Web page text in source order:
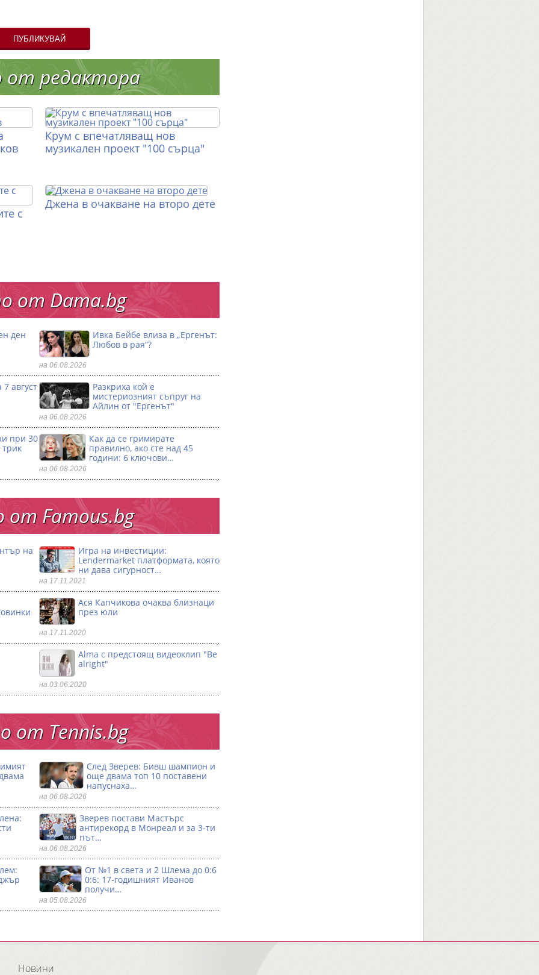
ПУБЛИКУВАЙ
от редактора
Крум с впечатляващ нов
музикален проект "100 сърца"
с
Джена в очакване на второ дете
от Dama.bg
ден
Ивка Бейбе влиза в „Ергенът:
Любов в рая“?
на 06.08.2026
август
Разкриха кой е
мистериозният съпруг на
Айлин от "Ергенът"
на 06.08.2026
при 30
трик
Как да се гримирате
правилно, ако сте над 45
години: 6 ключови…
на 06.08.2026
Famous.bg
на
Игра на инвестиции:
Lendermarket платформата, която
ни дава сигурност…
на 17.11.2021
Ася Капчикова очаква близнаци
през юли
на 17.11.2020
Alma с предстоящ видеоклип "Be
alright"
на 03.06.2020
от Тennis.bg
След Зверев: Бивш шампион и
още двама топ 10 поставени
напуснаха…
на 06.08.2026
Зверев постави Мастърс
антирекорд в Монреал и за 3-ти
път…
на 06.08.2026
От №1 в света и 2 Шлема до 0:6
0:6: 17-годишният Иванов
получи…
на 05.08.2026
Новини